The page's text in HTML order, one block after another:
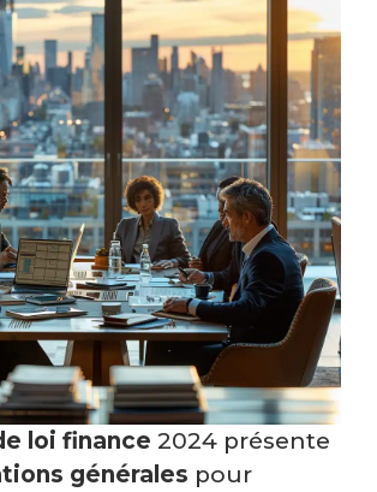
loi finance 2024 présente
générales pour